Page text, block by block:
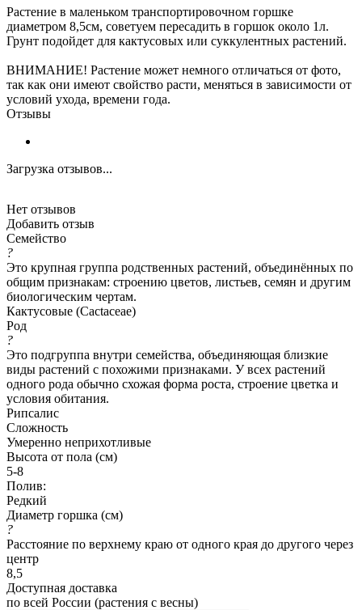
Растение в маленьком транспортировочном горшке
диаметром 8,5см, советуем пересадить в горшок около 1л.
Грунт подойдет для кактусовых или суккулентных растений.
ВНИМАНИЕ! Растение может немного отличаться от фото,
так как они имеют свойство расти, меняться в зависимости от
условий ухода, времени года.
Отзывы
Загрузка отзывов...
Нет отзывов
Добавить отзыв
Семейство
?
Это крупная группа родственных растений, объединённых по
общим признакам: строению цветов, листьев, семян и другим
биологическим чертам.
Кактусовые (Cactaceae)
Род
?
Это подгруппа внутри семейства, объединяющая близкие
виды растений с похожими признаками. У всех растений
одного рода обычно схожая форма роста, строение цветка и
условия обитания.
Рипсалис
Сложность
Умеренно неприхотливые
Высота от пола (см)
5-8
Полив:
Редкий
Диаметр горшка (см)
?
Расстояние по верхнему краю от одного края до другого через
центр
8,5
Доступная доставка
по всей России (растения с весны)